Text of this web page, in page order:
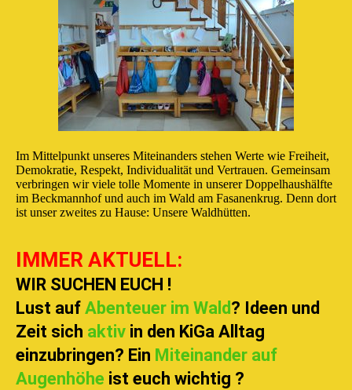
Im Mittelpunkt unseres Miteinanders stehen Werte wie Freiheit,
Demokratie, Respekt, Individualität und Vertrauen. Gemeinsam
verbringen wir viele tolle Momente in unserer Doppelhaushälfte
im Beckmannhof und auch im Wald am Fasanenkrug. Denn dort
ist unser zweites zu Hause: Unsere Waldhütten.
IMMER AKTUELL:
WIR SUCHEN EUCH !
Lust auf Abenteuer im Wald? Ideen und
Zeit sich aktiv in den KiGa Alltag
einzubringen? Ein Miteinander auf
Augenhöhe ist euch wichtig ?